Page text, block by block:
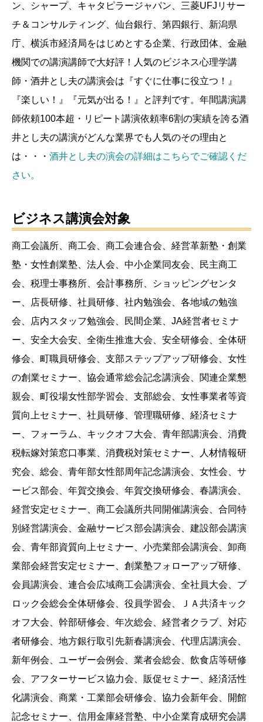
ン、シャープ、キャタピラージャパン、三菱UFJリサー
チ＆コンサルティング、仙台銀行、第四銀行、新潟県
庁、横浜市経済局をはじめとする企業、行政団体、金融
機関での講演講師で大好評！人気のビジネス心理学講
師・酒井とし夫の講演会は『すぐに仕事に役立つ！』
『楽しい！』『元気が出る！』と評判です。年間講演講
師依頼100本超・リピート講演依頼率6割の実績を誇る酒
井とし夫の講演がどんな業界でも人気のその理由と
は・・・ 酒井とし夫の演会の詳細はこちらでご確認くだ
さい。
ビジネス講演会対象
商工会議所、商工会、商工会連合会、経営革新塾・創業
塾・女性創業塾、法人会、中小企業同友会、民主商工
会、税理士事務所、会計事務所、ショッピングセンタ
ー、店長研修、社員研修、社内勉強会、各地域の勉強
会、店内スタッフ勉強会、民間企業、JA経営者セミナ
ー、安全大会安、全衛生推進大会、安全研修会、全体研
修会、町職員研修会、支部ステップアップ研修会、女性
の創業セミナー、協会通常総会記念講演会、関連企業懇
親会、町役場女性部学習会、支部総会、女性事業者等資
質向上セミナー、社員研修、管理職研修、経済セミナ
ー、フォーラム、キックオフ大会、青年部講演会、消費
税転嫁対策窓口事業、消費税対策セミナー、人材情報研
究会、総会、青年部女性部周年記念講演会、女性会、サ
ービス部会、年賀交換会、年賀交換研修会、春講演会、
経営安定セミナー、商工会議所共同開催講演会、合同特
別経営講演会、金融サービス部会講演会、建設部会講演
会、青年部資質向上セミナー、小売業部会講演会、卸商
業部会経営安定セミナー、創業塾フォローアップ研修、
会員講演会、連合会広域商工会講演会、全社員大会、ブ
ロック会総会全体研修会、役員学習会、ＪＡ共済キック
オフ大会、幹部研修会、年次総会、経営者クラブ、対応
者研修会、地方銀行取引先新春講演会、代理店講演会、
新年例会、ユーザー会例会、業者会総会、飲食店等研修
会、アフターサービス協力会、販促セミナー、経済活性
化講演会、商業・工業部会研修会、協力会新年会、開館
記念セミナー、信用金庫経営塾、中小企業育成研究会講